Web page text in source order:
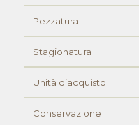
Pezzatura
Stagionatura
Unità d’acquisto
Conservazione